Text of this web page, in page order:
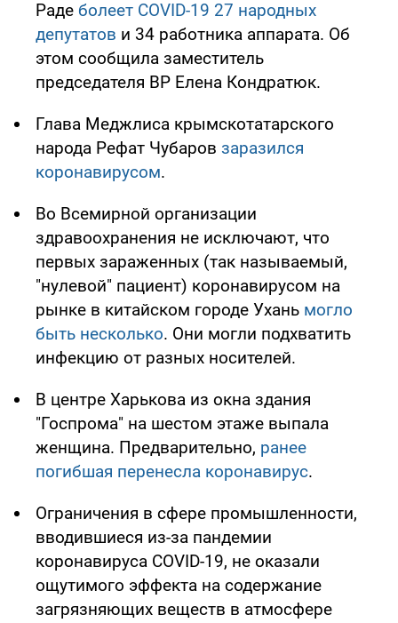
Раде болеет COVID-19 27 народных
депутатов и 34 работника аппарата. Об
этом сообщила заместитель
председателя ВР Елена Кондратюк.
Глава Меджлиса крымскотатарского
народа Рефат Чубаров заразился
коронавирусом.
Во Всемирной организации
здравоохранения не исключают, что
первых зараженных (так называемый,
"нулевой" пациент) коронавирусом на
рынке в китайском городе Ухань могло
быть несколько. Они могли подхватить
инфекцию от разных носителей.
В центре Харькова из окна здания
"Госпрома" на шестом этаже выпала
женщина. Предварительно, ранее
погибшая перенесла коронавирус.
Ограничения в сфере промышленности,
вводившиеся из-за пандемии
коронавируса COVID-19, не оказали
ощутимого эффекта на содержание
загрязняющих веществ в атмосфере